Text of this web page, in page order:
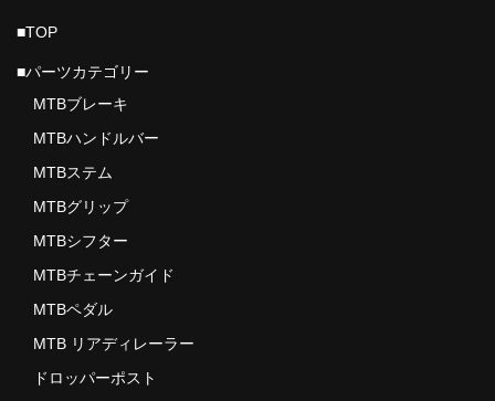
プライバシーポリシー
■TOP
■パーツカテゴリー
MTBブレーキ
MTBハンドルバー
MTBステム
MTBグリップ
MTBシフター
MTBチェーンガイド
MTBペダル
MTB リアディレーラー
ドロッパーポスト